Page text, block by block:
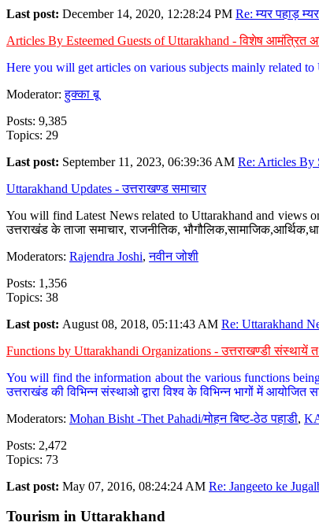
Last post: December 14, 2020, 12:28:24 PM Re: म्यर पहाड़
Articles By Esteemed Guests of Uttarakhand - विशेष आमंत्रित
Here you will get articles on various subjects mainly related to
Moderator:हुक्का बू
Posts: 9,385
Topics: 29
Last post: September 11, 2023, 06:39:36 AM Re: Articles By
Uttarakhand Updates - उत्तराखण्ड समाचार
You will find Latest News related to Uttarakhand and views
उत्तराखंड के ताजा समाचार, राजनीतिक,
Moderators: Rajendra Joshi,नवीन जोशी
Posts: 1,356
Topics: 38
Last post: August 08, 2018, 05:11:43 AM Re: Uttarakhand
Functions by Uttarakhandi Organizations - उत्तराखण्डी संस्थायें
You will find the information about the various functions
उत्तराखंड की विभिन्न संस्थाओ द्वारा विश्व के विभिन्न भागों में
Moderators: Mohan Bisht -Thet Pahadi/मोहन बिष्ट-ठेठ पहाडी,
Posts: 2,472
Topics: 73
Last post: May 07, 2016, 08:24:24 AM Re: Jangeeto ke
Tourism in Uttarakhand